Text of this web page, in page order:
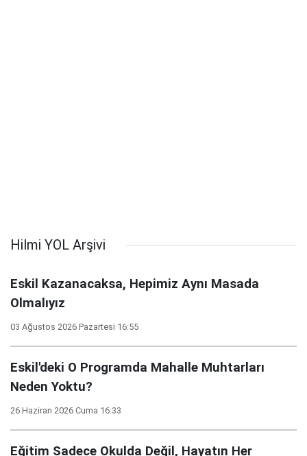
Hilmi YOL Arşivi
Eskil Kazanacaksa, Hepimiz Aynı Masada
Olmalıyız
03 Ağustos 2026 Pazartesi 16:55
Eskil'deki O Programda Mahalle Muhtarları
Neden Yoktu?
26 Haziran 2026 Cuma 16:33
Eğitim Sadece Okulda Değil, Hayatın Her